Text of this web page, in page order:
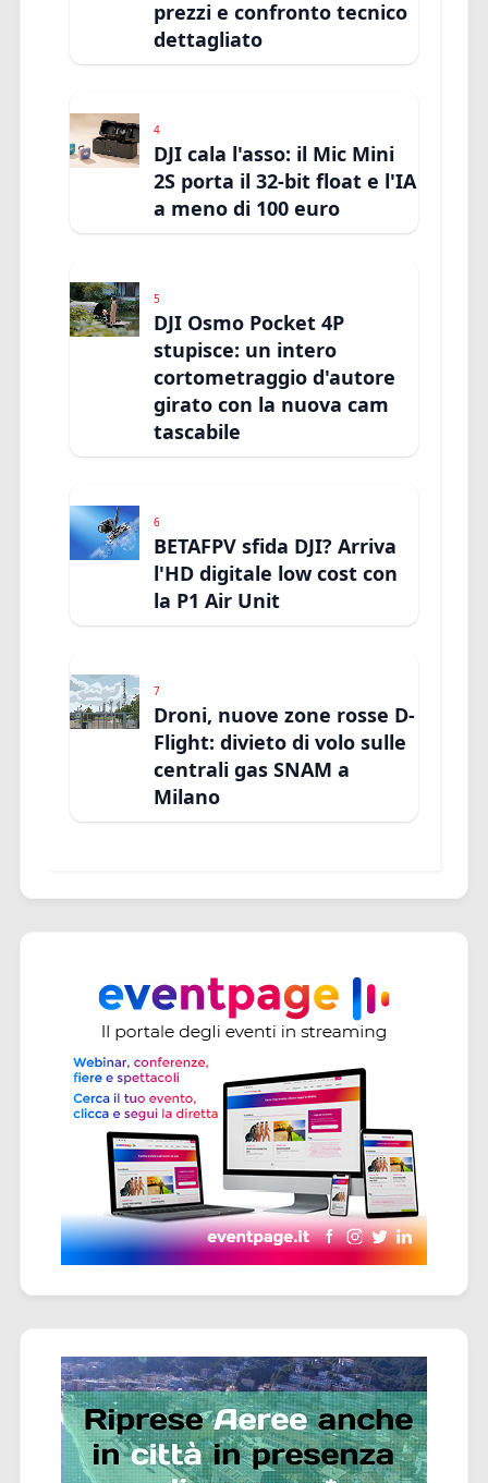
prezzi e confronto tecnico
dettagliato
4
DJI cala l'asso: il Mic Mini
2S porta il 32-bit float e l'IA
a meno di 100 euro
5
DJI Osmo Pocket 4P
stupisce: un intero
cortometraggio d'autore
girato con la nuova cam
tascabile
6
BETAFPV sfida DJI? Arriva
l'HD digitale low cost con
la P1 Air Unit
7
Droni, nuove zone rosse D-
Flight: divieto di volo sulle
centrali gas SNAM a
Milano